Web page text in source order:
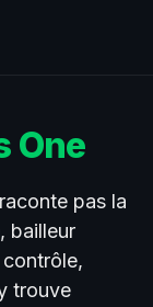
One
pas la
bailleur
trouve